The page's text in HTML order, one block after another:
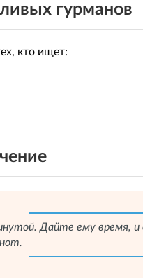
гурманов
кто ищет:
Дайте ему время,